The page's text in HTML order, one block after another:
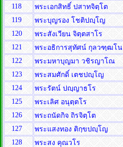
118
พระเอกสิทธิ์ ปสาทจิตฺโต
119
พระบุญรอง โชติปญฺโญ
120
พระสังเวียน จิตฺตสาโร
121
พระอธิการสุทัศน์ กุลวฑฺฒโน
122
พระมหาบุญมา วชิรญาโณ
123
พระสมศักดิ์ เตชปญฺโญ
124
พระรัตน์ ปญฺญาธโร
125
พระเลิศ อนุตฺตโร
126
พระถนัดกิจ ถิรจิตฺโต
127
พระแสงทอง ติกฺขปญฺโญ
128
พระสง คุณวโร